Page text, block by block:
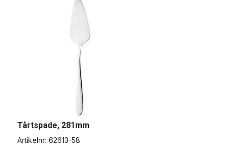
Tårtspade, 281mm
Artikelnr: 62613-58